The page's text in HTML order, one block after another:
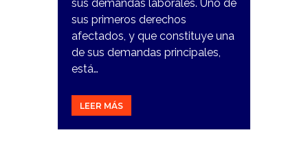
sus demandas laborales. Uno de
sus primeros derechos
afectados, y que constituye una
de sus demandas principales,
está…
LEER MÁS
29